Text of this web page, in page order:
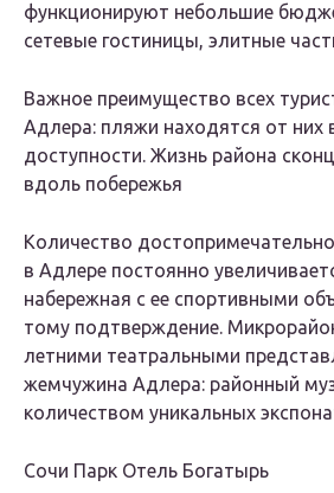
функционируют небольшие
сетевые гостиницы, элитные
Важное преимущество всех
Адлера: пляжи находятся от них
доступности. Жизнь района
вдоль побережья
Количество
в Адлере постоянно
набережная с ее спортивными
тому подтверждение.
летними театральными
жемчужина Адлера: районный
количеством уникальных
Сочи Парк Отель Богатырь